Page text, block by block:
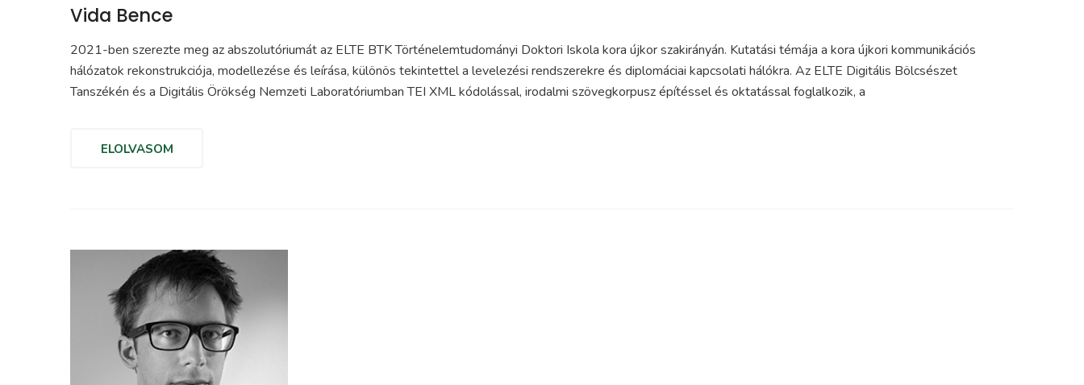
Vida Bence
2021-ben szerezte meg az abszolutóriumát az ELTE BTK Történelemtudományi Doktori Iskola kora újkor szakirányán. Kutatási témája a kora újkori kommunikációs
hálózatok rekonstrukciója, modellezése és leírása, különös tekintettel a levelezési rendszerekre és diplomáciai kapcsolati hálókra. Az ELTE Digitális Bölcsészet
Tanszékén és a Digitális Örökség Nemzeti Laboratóriumban TEI XML kódolással, irodalmi szövegkorpusz építéssel és oktatással foglalkozik, a
ELOLVASOM